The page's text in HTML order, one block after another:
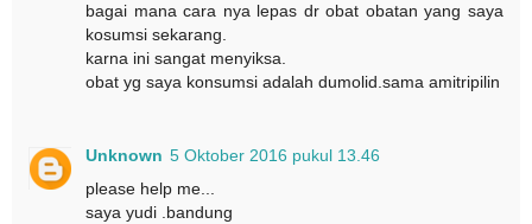
bagai mana cara nya lepas dr obat obatan yang saya
kosumsi sekarang.
karna ini sangat menyiksa.
obat yg saya konsumsi adalah dumolid.sama amitripilin
Unknown 5 Oktober 2016 pukul 13.46
please help me...
saya yudi .bandung